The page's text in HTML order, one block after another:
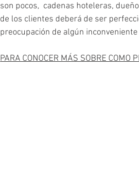
son pocos,  cadenas hoteleras,
de los clientes deberá de ser
preocupación de algún
PARA CONOCER MÁS SOBRE COMO